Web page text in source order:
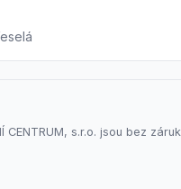
s.r.o. jsou bez